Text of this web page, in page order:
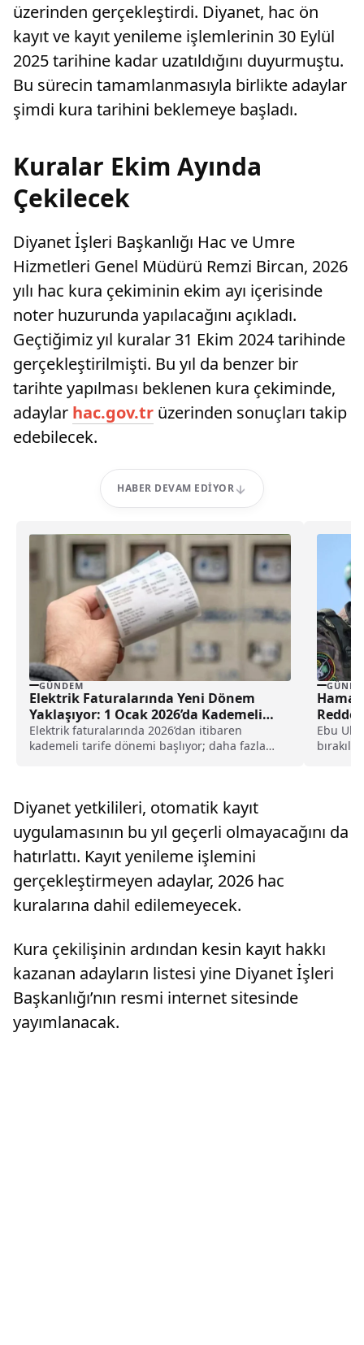
üzerinden gerçekleştirdi. Diyanet, hac ön
kayıt ve kayıt yenileme işlemlerinin 30 Eylül
2025 tarihine kadar uzatıldığını duyurmuştu.
Bu sürecin tamamlanmasıyla birlikte adaylar
şimdi kura tarihini beklemeye başladı.
Kuralar Ekim Ayında
Çekilecek
Diyanet İşleri Başkanlığı Hac ve Umre
Hizmetleri Genel Müdürü Remzi Bircan, 2026
yılı hac kura çekiminin ekim ayı içerisinde
noter huzurunda yapılacağını açıkladı.
Geçtiğimiz yıl kuralar 31 Ekim 2024 tarihinde
gerçekleştirilmişti. Bu yıl da benzer bir
tarihte yapılması beklenen kura çekiminde,
adaylar hac.gov.tr üzerinden sonuçları takip
edebilecek.
HABER DEVAM EDIYOR
GÜNDEM
Elektrik Faturalarında Yeni Dönem
Yaklaşıyor: 1 Ocak 2026’da Kademeli
Tarife Başlıyor
Elektrik faturalarında 2026’dan itibaren
kademeli tarife dönemi başlıyor; daha fazla
Ebu
Diyanet yetkilileri, otomatik kayıt
uygulamasının bu yıl geçerli olmayacağını da
hatırlattı. Kayıt yenileme işlemini
gerçekleştirmeyen adaylar, 2026 hac
kuralarına dahil edilemeyecek.
Kura çekilişinin ardından kesin kayıt hakkı
kazanan adayların listesi yine Diyanet İşleri
Başkanlığı’nın resmi internet sitesinde
yayımlanacak.